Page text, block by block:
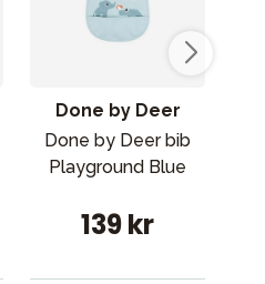
Done by Deer
Done by Deer bib
Playground Blue
139 kr